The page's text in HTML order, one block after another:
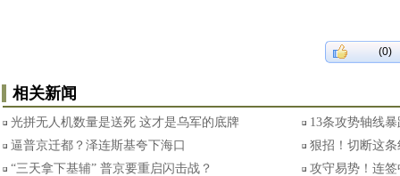
(0)
相关新闻
光拼无人机数量是送死 这才是乌军的底牌
13条攻势轴线
逼普京迁都？泽连斯基夸下海口
狠招！切断这
“三天拿下基辅” 普京要重启闪击战？
攻守易势！连